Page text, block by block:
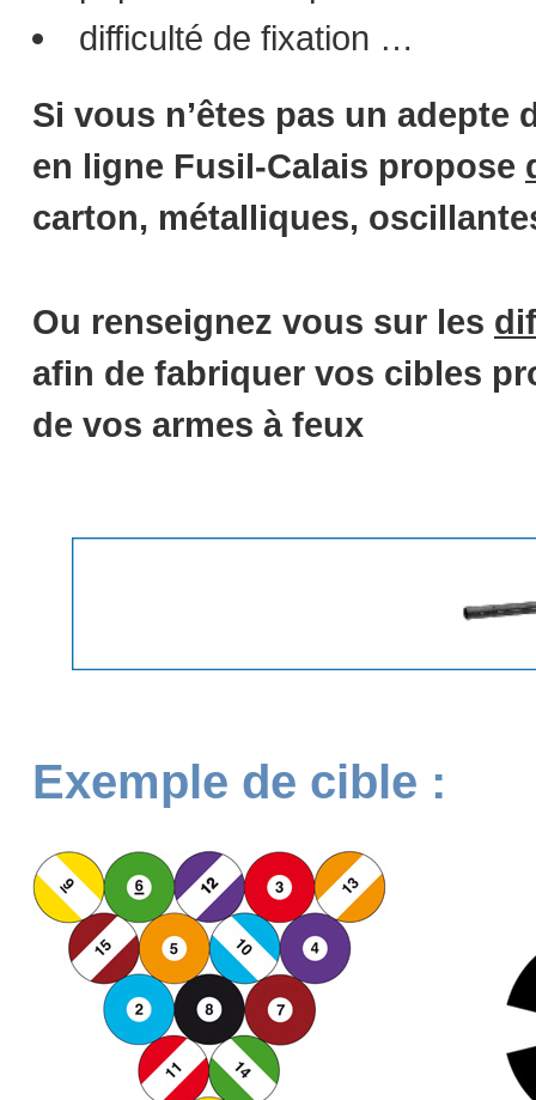
difficulté de fixation …
Si vous n’êtes pas un adepte
en ligne Fusil-Calais propose
carton, métalliques,
Ou renseignez vous sur les
afin de fabriquer vos cibles
de vos armes à feux
Exemple de cible :